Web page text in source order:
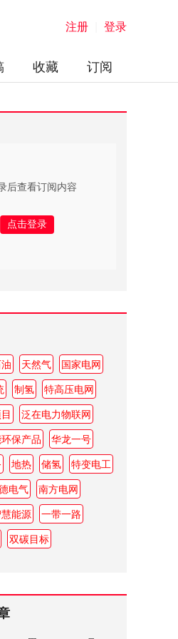
注册 登录
订阅
收藏
后查看订阅内容
天然气
国家电网
制氢
特高压电网
泛在电力物联网
保产品
华龙一号
地热 储氢
特变电工
电气
南方电网
能源
一带一路
双碳目标